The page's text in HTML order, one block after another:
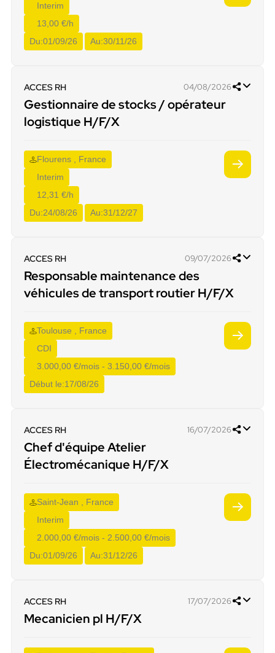
Interim
13,00 €/h
Du:01/09/26 Au:30/11/26
ACCES RH 04/08/2026
Gestionnaire de stocks / opérateur
logistique H/F/X
Flourens , France
Interim
12,31 €/h
Du:24/08/26 Au:31/12/27
ACCES RH 09/07/2026
Responsable maintenance des
véhicules de transport routier H/F/X
Toulouse , France
CDI
3.000,00 €/mois - 3.150,00 €/mois
Début le:17/08/26
ACCES RH 16/07/2026
Chef d'équipe Atelier
Électromécanique H/F/X
Saint-Jean , France
Interim
2.000,00 €/mois - 2.500,00 €/mois
Du:01/09/26 Au:31/12/26
ACCES RH 17/07/2026
Mecanicien pl H/F/X